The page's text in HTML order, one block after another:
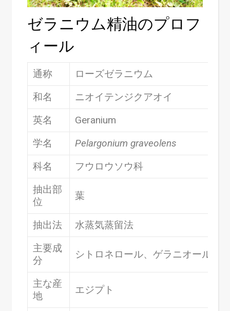
ゼラニウム精油のプロフ
ィール
通称
ローズゼラニウム
和名
ニオイテンジクアオイ
英名
Geranium
学名
Pelargonium graveolens
科名
フウロウソウ科
抽出部
位
葉
抽出法
水蒸気蒸留法
主要成
分
シトロネロール、ゲラニオール、
主な産
地
エジプト